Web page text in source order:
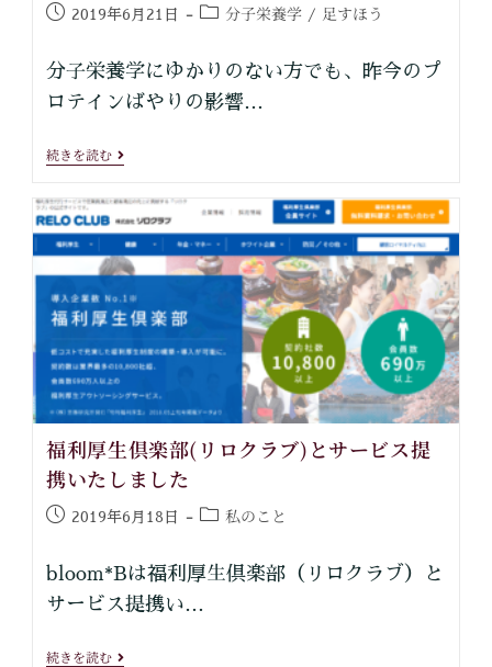
2019年6月21日 分子栄養学 / 足すほう
分子栄養学にゆかりのない方でも、昨今のプ
ロテインばやりの影響…
続きを読む
福利厚生倶楽部(リロクラブ)とサービス提
携いたしました
2019年6月18日 私のこと
bloom*Bは福利厚生倶楽部（リロクラブ）と
サービス提携い…
続きを読む